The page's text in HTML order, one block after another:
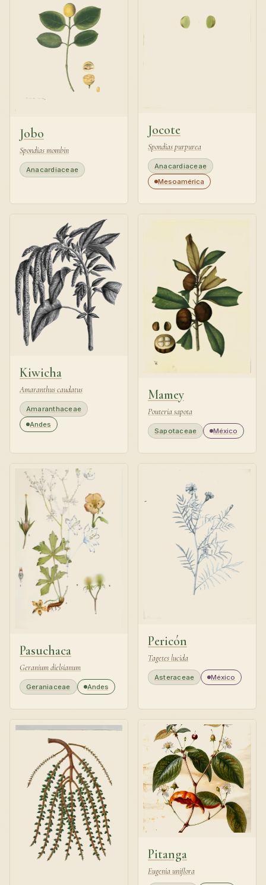
Jobo
Spondias mombin
Anacardiaceae
Jocote
Spondias purpurea
Anacardiaceae
Mesoamérica
Kiwicha
Amaranthus caudatus
Amaranthaceae
Andes
Mamey
Pouteria sapota
Sapotaceae México
Pasuchaca
Geranium dielsianum
Geraniaceae Andes
Pericón
Tagetes lucida
Asteraceae México
Pitanga
Eugenia uniflora